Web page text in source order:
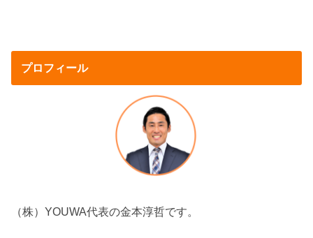
プロフィール
（株）YOUWA代表の金本淳哲です。